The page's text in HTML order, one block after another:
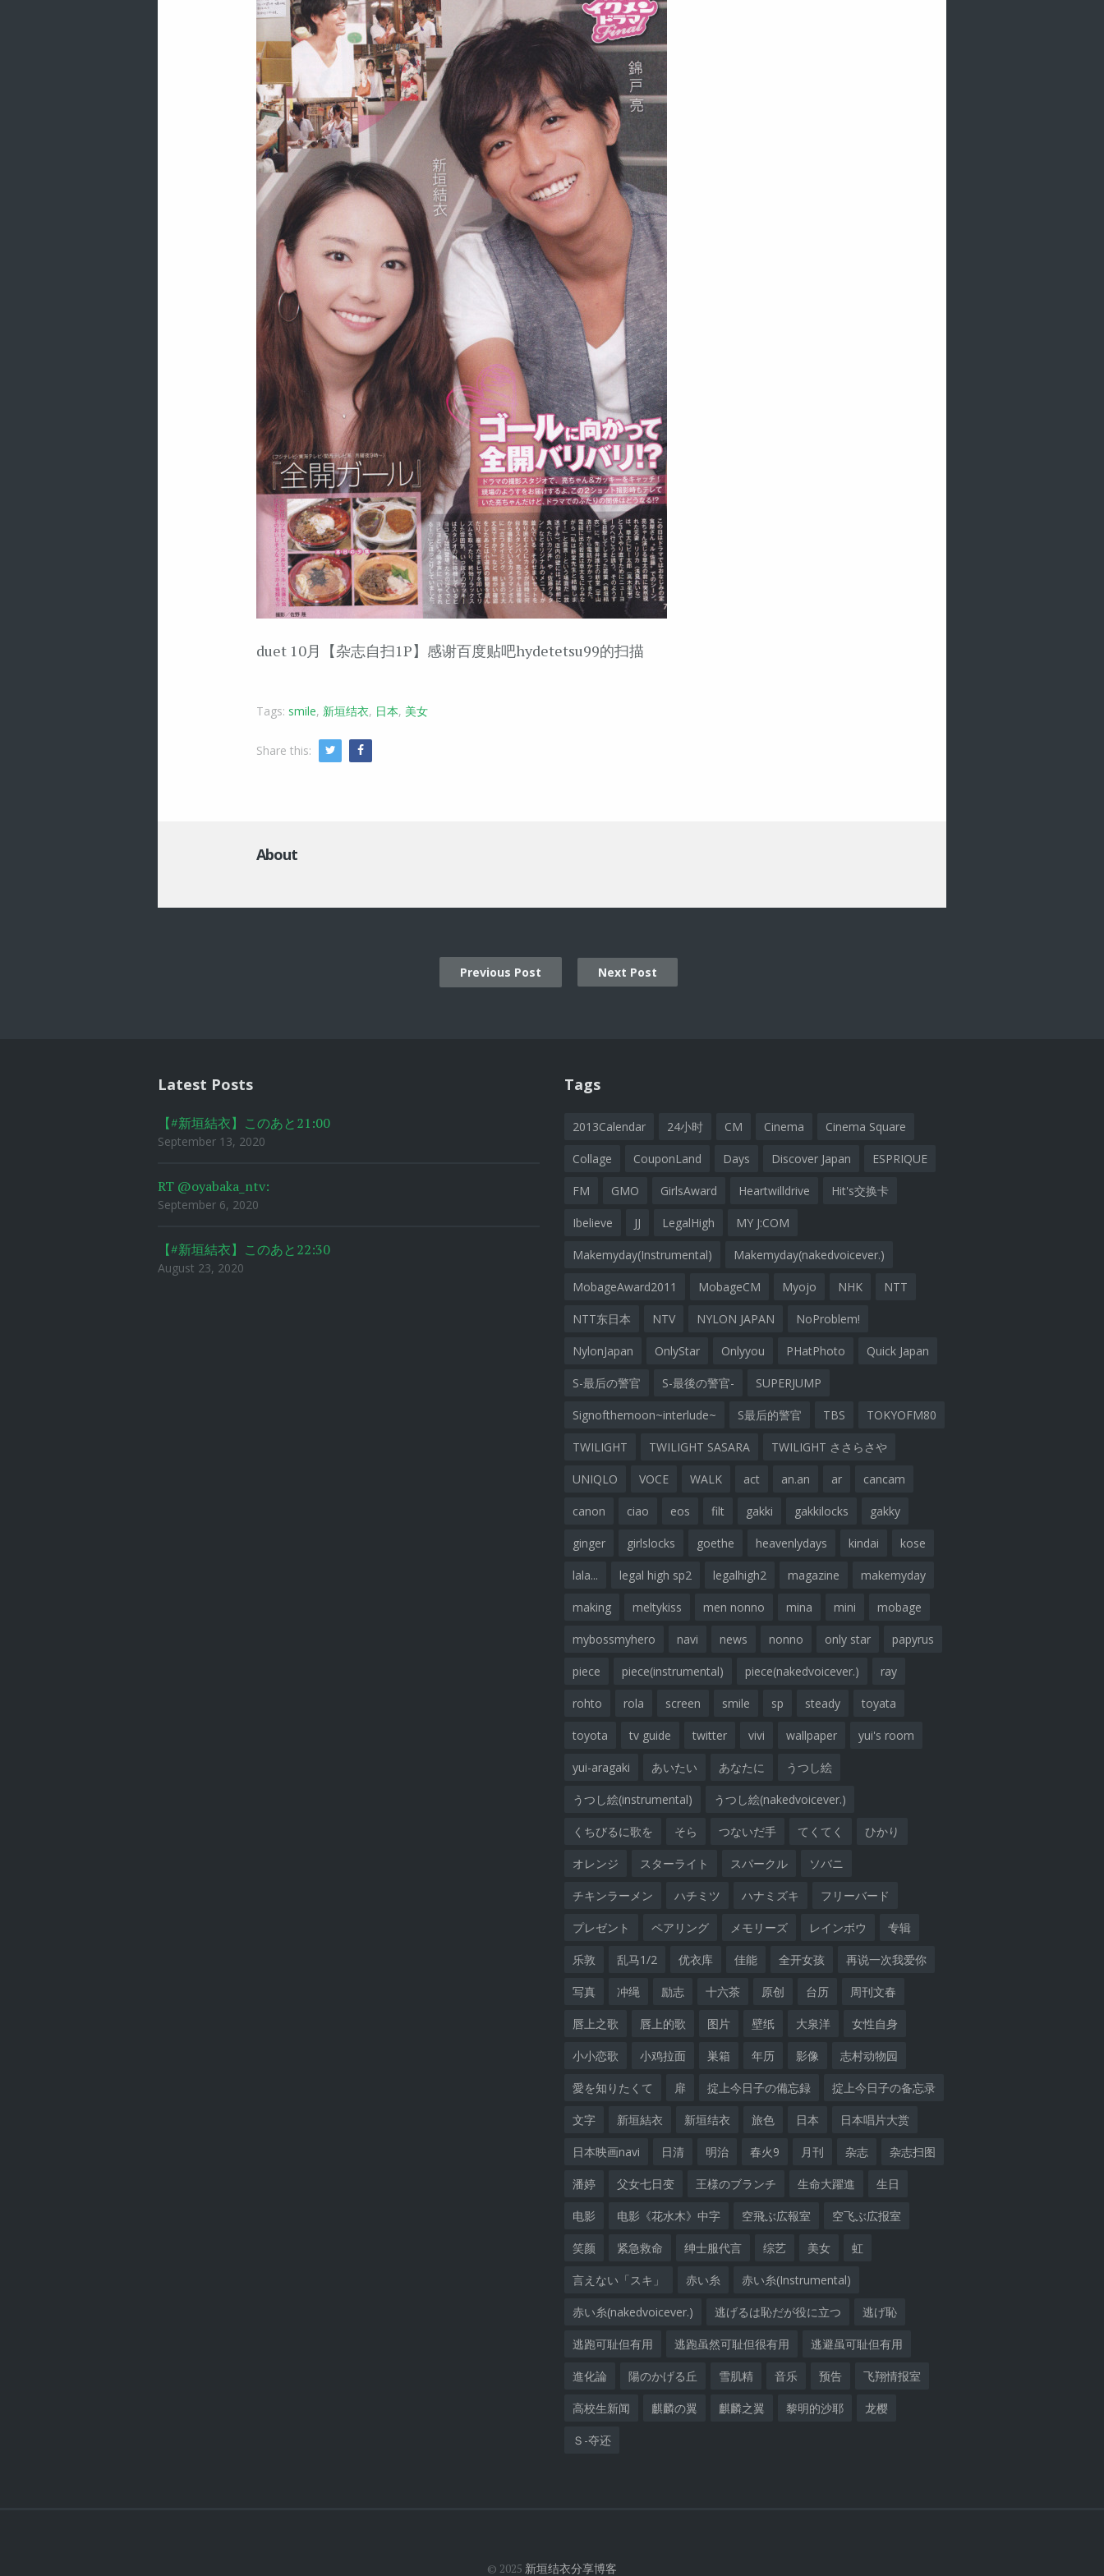
duet 10月【杂志自扫1P】感谢百度贴吧hydetetsu99的扫描
Tags: smile, 新垣结衣, 日本, 美女
Share this: Twitter
About
Previous Post Next Post
Latest Posts
【#新垣結衣】このあと21:00
September 13, 2020
RT @oyabaka_ntv:
September 6, 2020
【#新垣結衣】このあと22:30
August 23, 2020
Tags
2013Calendar 24小时 CM Cinema Cinema Square
Collage CouponLand Days Discover Japan ESPRIQUE
FM GMO GirlsAward Heartwilldrive Hit's交换卡
Ibelieve JJ LegalHigh MY J:COM
Makemyday(Instrumental) Makemyday(nakedvoicever.)
MobageAward2011 MobageCM Myojo NHK NTT
NTT东日本 NTV NYLON JAPAN NoProblem!
NylonJapan OnlyStar Onlyyou PHatPhoto Quick Japan
S-最后の警官 S-最後の警官- SUPERJUMP
Signofthemoon~interlude~ S最后的警官 TBS TOKYOFM80
TWILIGHT TWILIGHT SASARA TWILIGHT ささらさや
UNIQLO VOCE WALK act an.an ar cancam
canon ciao eos filt gakki gakkilocks gakky
ginger girlslocks goethe heavenlydays kindai kose
lala... legal high sp2 legalhigh2 magazine makemyday
making meltykiss men nonno mina mini mobage
mybossmyhero navi news nonno only star papyrus
piece piece(instrumental) piece(nakedvoicever.) ray
rohto rola screen smile sp steady toyata
toyota tv guide twitter vivi wallpaper yui's room
yui-aragaki あいたい あなたに うつし絵
うつし絵(instrumental) うつし絵(nakedvoicever.)
くちびるに歌を そら つないだ手 てくてく ひかり
オレンジ スターライト スパークル ソバニ
チキンラーメン ハチミツ ハナミズキ フリーバード
プレゼント ペアリング メモリーズ レインボウ 专辑
乐敦 乱马1/2 优衣库 佳能 全开女孩 再说一次我爱你
写真 冲绳 励志 十六茶 原创 台历 周刊文春
唇上之歌 唇上的歌 图片 壁纸 大泉洋 女性自身
小小恋歌 小鸡拉面 巣箱 年历 影像 志村动物园
愛を知りたくて 扉 掟上今日子の備忘録 掟上今日子の备忘录
文字 新垣結衣 新垣结衣 旅色 日本 日本唱片大赏
日本映画navi 日清 明治 春火9 月刊 杂志 杂志扫图
潘婷 父女七日变 王様のブランチ 生命大躍進 生日
电影 电影《花水木》中字 空飛ぶ広報室 空飞ぶ広报室
笑颜 紧急救命 绅士服代言 综艺 美女 虹
言えない「スキ」 赤い糸 赤い糸(Instrumental)
赤い糸(nakedvoicever.) 逃げるは恥だが役に立つ 逃げ恥
逃跑可耻但有用 逃跑虽然可耻但很有用 逃避虽可耻但有用
進化論 陽のかげる丘 雪肌精 音乐 预告 飞翔情报室
高校生新闻 麒麟の翼 麒麟之翼 黎明的沙耶 龙樱
Ｓ-夺还
© 2025 新垣结衣分享博客